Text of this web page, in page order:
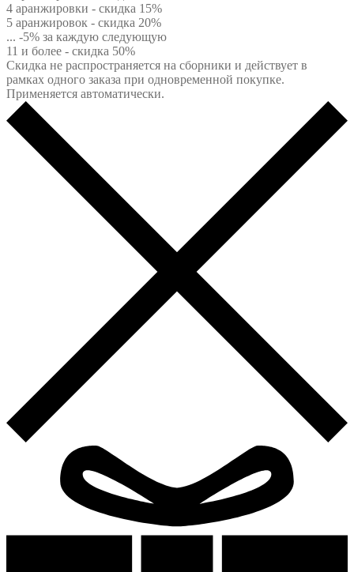
4 аранжировки - скидка 15%
5 аранжировок - скидка 20%
... -5% за каждую следующую
11 и более - скидка 50%
Скидка не распространяется на сборники и действует в
рамках одного заказа при одновременной покупке.
Применяется автоматически.